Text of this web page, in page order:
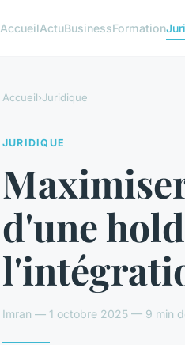
AccueilActuBusinessFormation
Accueil›Juridique
JURIDIQUE
d'une
Imran — 1 octobre 2025 — 9 min